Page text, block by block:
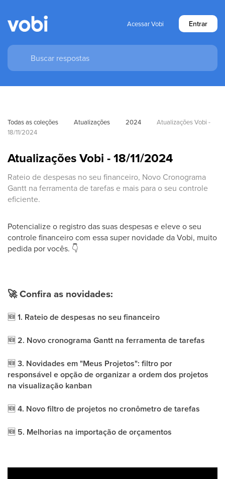
Acessar Vobi Entrar
Todas as coleções Atualizações 2024
Atualizações Vobi -
18/11/2024
Atualizações Vobi - 18/11/2024
Rateio de despesas no seu financeiro, Novo Cronograma
Gantt na ferramenta de tarefas e mais para o seu controle
eficiente.
Potencialize o registro das suas despesas e eleve o seu
controle financeiro com essa super novidade da Vobi, muito
pedida por vocês. 👇
🚀Confira as novidades:
🆕 1. Rateio de despesas no seu financeiro
🆕 2. Novo cronograma Gantt na ferramenta de tarefas
🆕 3. Novidades em "Meus Projetos": filtro por
responsável e opção de organizar a ordem dos projetos
na visualização kanban
🆕 4. Novo filtro de projetos no cronômetro de tarefas
🆕 5. Melhorias na importação de orçamentos